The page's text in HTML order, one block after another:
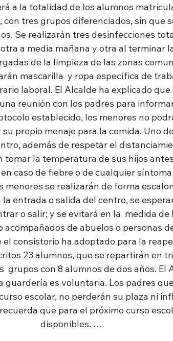
a la totalidad de los alumnos
tres grupos diferenciados, sin que
Se realizarán tres desinfecciones
a media mañana y otra al terminar
de la limpieza de las zonas
mascarilla  y ropa específica de
laboral. El Alcalde ha explicado
reunión con los padres para
establecido, los menores no
propio menaje para la comida. Uno
además de respetar el
tomar la temperatura de sus hijos
caso de fiebre o de cualquier
menores se realizarán de forma
entrada o salida del centro, se
o salir; y se evitará en la  medida de
de abuelos o personas
consistorio ha adoptado para la
23 alumnos, que se repartirán en
grupos con 8 alumnos de dos años. El
guardería es voluntaria. Los padres
escolar, no perderán su plaza ni
que para el próximo curso
disponibles. …